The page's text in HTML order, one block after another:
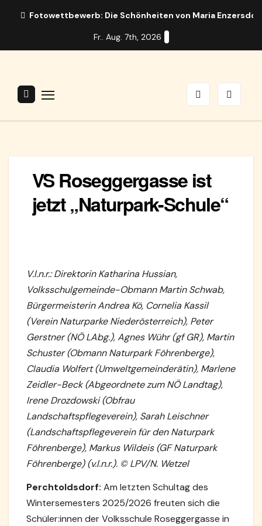
Fotowettbewerb: Die Schönheiten von Maria Enzersdorf
Fr.. Aug. 7th, 2026
VS Roseggergasse ist
jetzt „Naturpark-Schule“
V.l.n.r.: Direktorin Katharina Hussian,
Volksschulgemeinde-Obmann Martin Schwab,
Bürgermeisterin Andrea Kö, Cornelia Kassil
(Verein Naturparke Niederösterreich), Peter
Gerstner (NÖ LAbg.), Agnes Wühr (gf GR), Martin
Schuster (Obmann Naturpark Föhrenberge),
Claudia Wolfert (Umweltgemeinderätin), Marlene
Zeidler-Beck (Abgeordnete zum NÖ Landtag),
Irene Drozdowski (Obfrau
Landschaftspflegeverein), Sarah Leischner
(Landschaftspflegeverein für den Naturpark
Föhrenberge), Markus Wildeis (GF Naturpark
Föhrenberge) (v.l.n.r.). © LPV/N. Wetzel
Perchtoldsdorf: Am letzten Schultag des
Wintersemesters 2025/2026 freuten sich die
Schüler:innen der Volksschule Roseggergasse in